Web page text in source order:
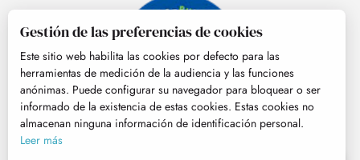
© Tourisme Hautes-Pyrénées
Gestión de las preferencias de cookies
Este sitio web habilita las cookies por defecto para las
herramientas de medición de la audiencia y las funciones
anónimas. Puede configurar su navegador para bloquear o ser
informado de la existencia de estas cookies. Estas cookies no
almacenan ninguna información de identificación personal.
Leer más